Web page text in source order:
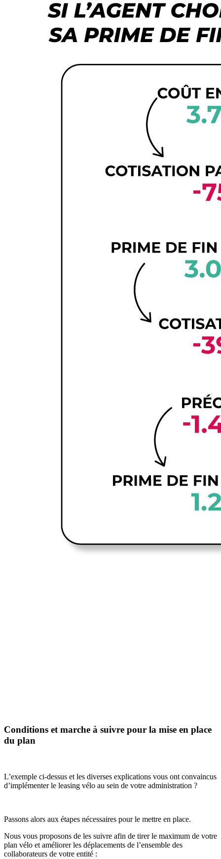
Conditions et marche à suivre pour la mise en place
du plan
L’exemple ci-dessus et les diverses explications vous ont convaincus
d’implémenter le leasing vélo au sein de votre administration ?
Passons alors aux étapes nécessaires pour le mettre en place.
Nous vous proposons de les suivre afin de tirer le maximum de votre
plan vélo et améliorer les déplacements de l’ensemble des
collaborateurs de votre entité :